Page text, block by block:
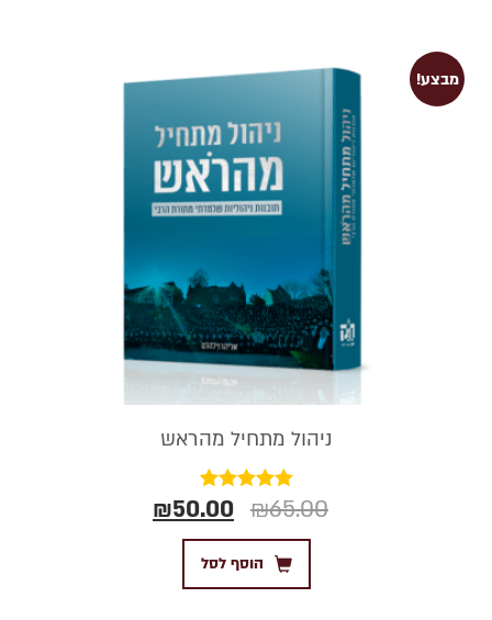
מבצע!
ניהול מתחיל מהראש
דורג
5.00
מתוך 5
₪65.00
₪50.00
הוסף לסל